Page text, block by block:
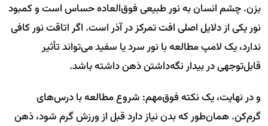
بزن. چشم انسان به نور طبیعی فوق‌العاده حساس است و کمبود
نور یکی از دلایل اصلی افت تمرکز در آذر است. اگر اتاقت نور کافی
ندارد، یک لامپ مطالعه با نور سرد یا سفید می‌تواند تأثیر
قابل‌توجهی در بیدار نگه‌داشتن ذهن داشته باشد.
و در نهایت، یک نکته فوق‌مهم: شروع مطالعه با درس‌های
گرم‌کن. همان‌طور که بدن نیاز دارد قبل از ورزش گرم شود، ذهن